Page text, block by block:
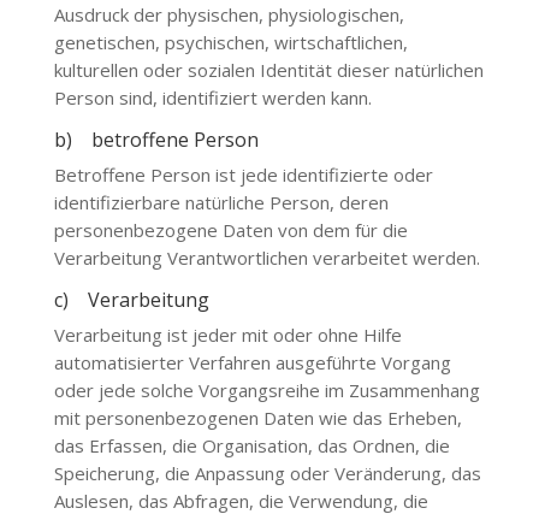
Ausdruck der physischen, physiologischen,
genetischen, psychischen, wirtschaftlichen,
kulturellen oder sozialen Identität dieser natürlichen
Person sind, identifiziert werden kann.
b) betroffene Person
Betroffene Person ist jede identifizierte oder
identifizierbare natürliche Person, deren
personenbezogene Daten von dem für die
Verarbeitung Verantwortlichen verarbeitet werden.
c) Verarbeitung
Verarbeitung ist jeder mit oder ohne Hilfe
automatisierter Verfahren ausgeführte Vorgang
oder jede solche Vorgangsreihe im Zusammenhang
mit personenbezogenen Daten wie das Erheben,
das Erfassen, die Organisation, das Ordnen, die
Speicherung, die Anpassung oder Veränderung, das
Auslesen, das Abfragen, die Verwendung, die